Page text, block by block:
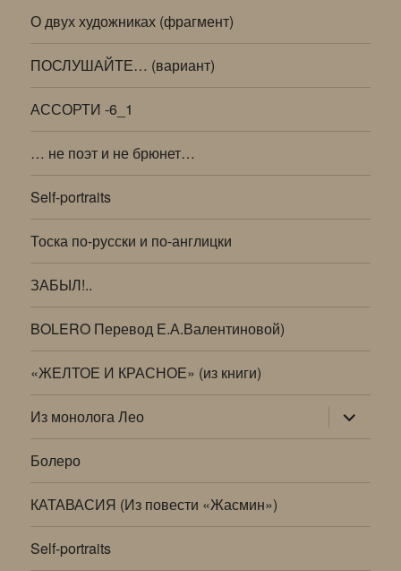
О двух художниках (фрагмент)
ПОСЛУШАЙТЕ… (вариант)
АССОРТИ -6_1
… не поэт и не брюнет…
Self-portraits
Тоска по-русски и по-англицки
ЗАБЫЛ!..
BOLERO Перевод Е.А.Валентиновой)
«ЖЕЛТОЕ И КРАСНОЕ» (из книги)
Из монолога Лео раскрыть
дочернее
меню
Болеро
КАТАВАСИЯ (Из повести «Жасмин»)
Self-portraits